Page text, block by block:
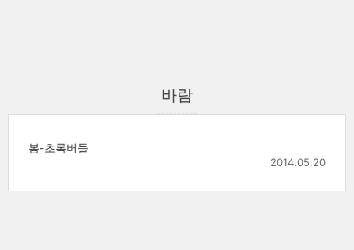
바람
봄-초록버들
2014.05.20